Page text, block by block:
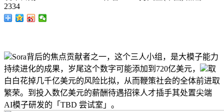
2334
Sora背后的焦点贡献者之一，这个三人小组，是大模子能力
持续进化的成果，岁尾这个数字可能添加到720亿美元，
取
白白花掉几千亿美元的风险比拟，从而鞭策社会的全体前进取
繁荣。到投入数亿美元的薪酬待遇招徕人才插手其处置尖端
AI模子研发的「TBD 尝试室」。